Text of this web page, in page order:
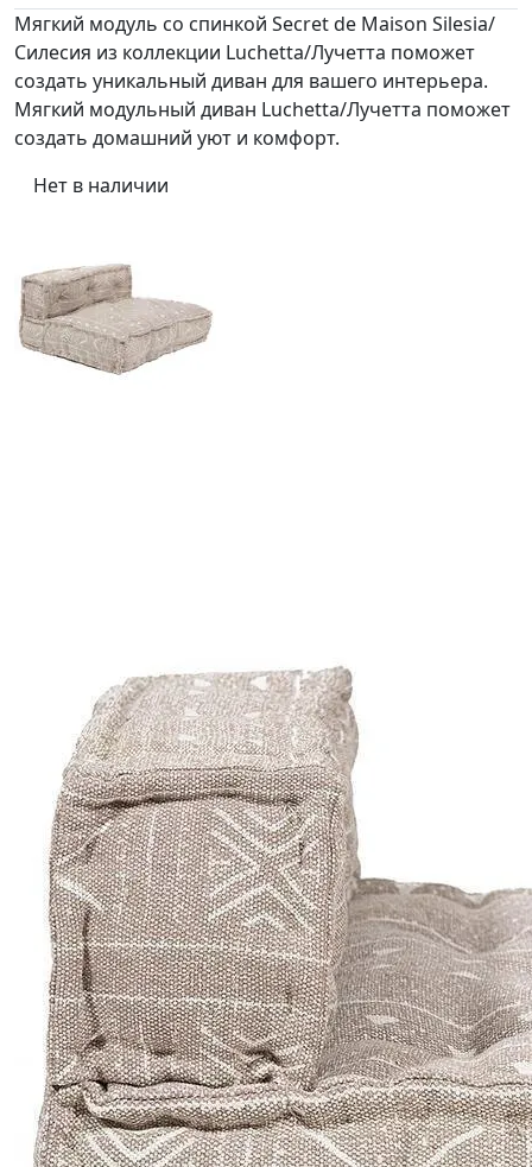
Мягкий модуль со спинкой Secret de Maison Silesia/
Силесия из коллекции Luchetta/Лучетта поможет
создать уникальный диван для вашего интерьера.
Мягкий модульный диван Luchetta/Лучетта поможет
создать домашний уют и комфорт.
Нет в наличии